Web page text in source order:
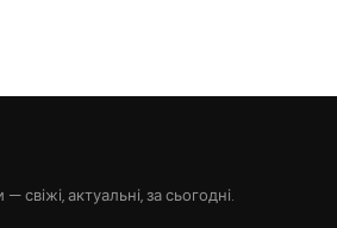
свіжі, актуальні, за сьогодні.